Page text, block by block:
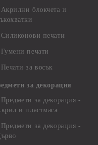
Акрилни блокчета и
Силиконови печати
Гумени печати
Печати за восък
за декорация
Предмети за декорация -
и пластмаса
Предмети за декорация -